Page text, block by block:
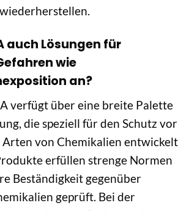
auch Lösungen für
wie
an?
verfügt über eine breite Palette
die speziell für den Schutz vor
von Chemikalien entwickelt
erfüllen strenge Normen
Beständigkeit gegenüber
geprüft. Bei der